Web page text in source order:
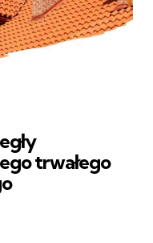
trwałego